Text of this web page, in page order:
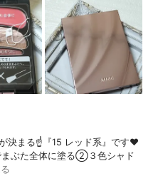
決まる☝️『15 レッド系』です❤️
ぶた全体に塗る②３色シャド